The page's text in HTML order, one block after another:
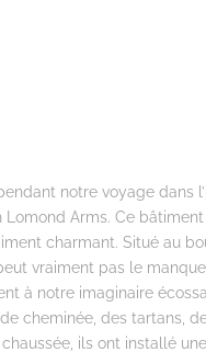
notre voyage dans
Lomond Arms. Ce
charmant. Situé au
vraiment pas le
à notre imaginaire
cheminée, des tartans,
ils ont installé